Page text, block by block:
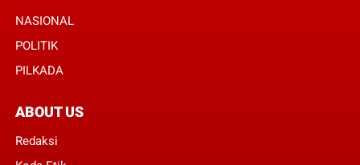
NASIONAL
POLITIK
PILKADA
ABOUT US
Redaksi